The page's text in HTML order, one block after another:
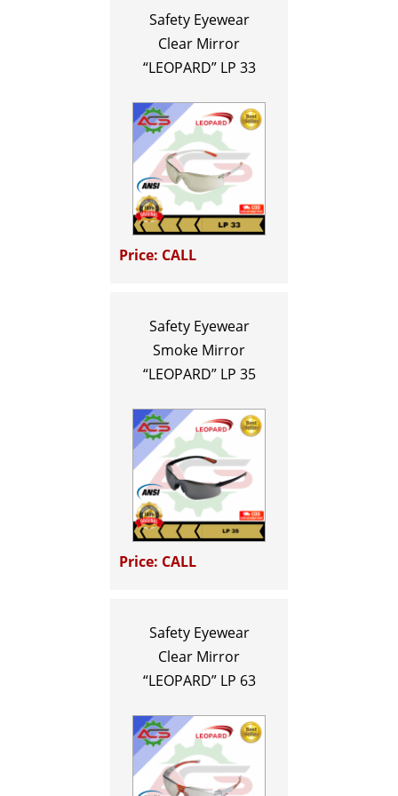
Safety Eyewear
Clear Mirror
“LEOPARD” LP 33
Price: CALL
Safety Eyewear
Smoke Mirror
“LEOPARD” LP 35
Price: CALL
Safety Eyewear
Clear Mirror
“LEOPARD” LP 63